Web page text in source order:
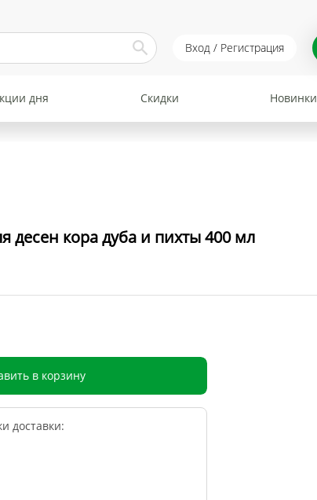
Вход / Регистрация
дня Скидки Новинки
десен кора дуба и пихты 400 мл
в корзину
доставки: